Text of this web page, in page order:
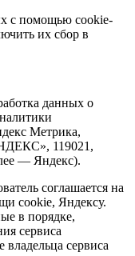
с помощью cookie-
их сбор в
данных о
Метрика,
119021,
— Яндекс).
соглашается на
cookie, Яндексу.
в порядке,
сервиса
сервиса